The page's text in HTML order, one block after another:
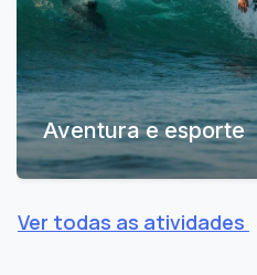
Aventura e esporte
Ver todas as atividades